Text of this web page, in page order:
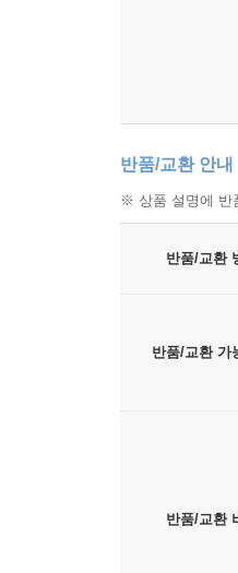
반품/교환 안내
※ 상품 설명에 반
반품/교환
반품/교환 가
반품/교환